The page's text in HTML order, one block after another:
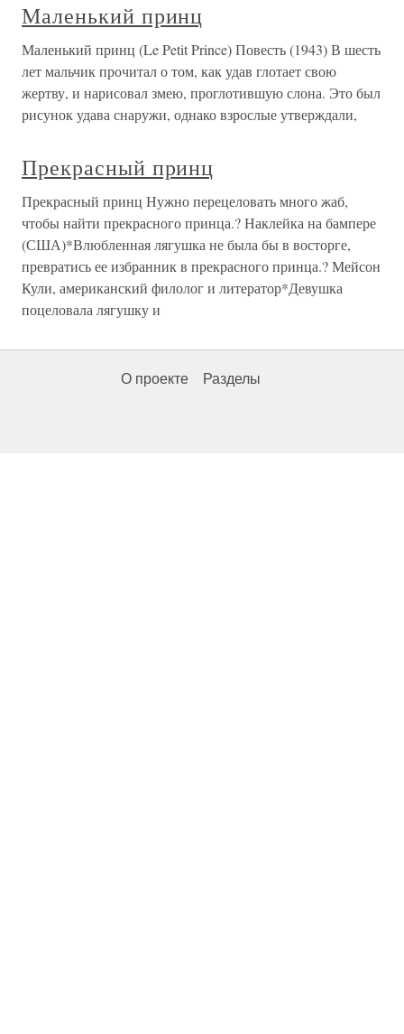
Маленький принц
Маленький принц (Le Petit Prince) Повесть (1943) В шесть
лет мальчик прочитал о том, как удав глотает свою
жертву, и нарисовал змею, проглотившую слона. Это был
рисунок удава снаружи, однако взрослые утверждали,
Прекрасный принц
Прекрасный принц Нужно перецеловать много жаб,
чтобы найти прекрасного принца.? Наклейка на бампере
(США)*Влюбленная лягушка не была бы в восторге,
превратись ее избранник в прекрасного принца.? Мейсон
Кули, американский филолог и литератор*Девушка
поцеловала лягушку и
О проекте Разделы